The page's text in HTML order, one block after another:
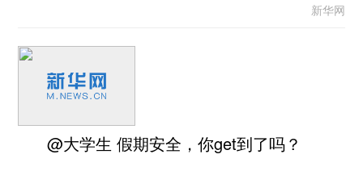
新华网
@大学生 假期安全，你get到了吗？